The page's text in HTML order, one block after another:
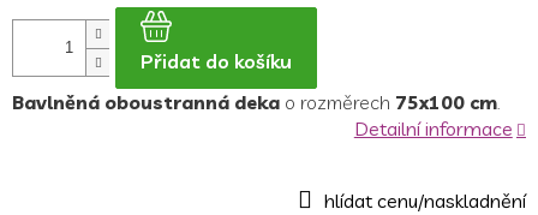
Přidat do košíku
Bavlněná oboustranná deka o rozměrech 75x100 cm
Detailní informace